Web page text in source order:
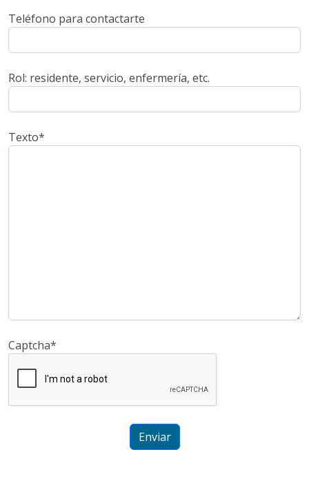
Teléfono para contactarte
Rol: residente, servicio, enfermería, etc.
Texto*
Captcha*
Enviar